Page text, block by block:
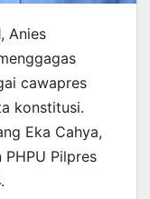
Anies
cawapres
konstitusi.
Eka Cahya,
Pilpres